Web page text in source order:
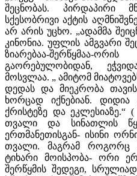
შეცნობას. პირდაპირი
სქესობრივი აქტის
არ არის უცხო. „ადამმა
კინონია. უფლის ამგვარი
ზიარებაა-შერწყმაა-
გაორებულობიდან,
მოსვლაა. „ ამიტომ
დედას და მიეკრობა
ხორცად იქნებიან.
ქრისტეზე და ეკლესიაზე.“
თვალი და სინათლის
ერთმანეთისგან- ისინი
თვალი. მაგრამ როგორც
ტიხარი მოისპობა- ორი
შერწყმის შედეგი,